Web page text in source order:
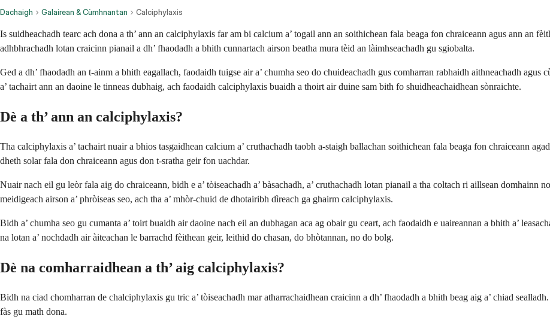
Dachaigh Galairean & Cùmhnantan Calciphylaxis
Is suidheachadh tearc ach dona a th’ ann an calciphylaxis far am bi calcium a’ togail ann an soithichean fala beaga fon chraiceann agus ann an
adhbhrachadh lotan craicinn pianail a dh’ fhaodadh a bhith cunnartach airson beatha mura tèid an làimhseachadh gu sgiobalta.
Ged a dh’ fhaodadh an t-ainm a bhith eagallach, faodaidh tuigse air a’ chumha seo do chuideachadh gus comharran rabhaidh aithneachadh
a’ tachairt ann an daoine le tinneas dubhaig, ach faodaidh calciphylaxis buaidh a thoirt air duine sam bith fo shuidheachaidhean sònraichte.
Dè a th’ ann an calciphylaxis?
Tha calciphylaxis a’ tachairt nuair a bhios tasgaidhean calcium a’ cruthachadh taobh a-staigh ballachan soithichean fala beaga fon chraiceann
dheth solar fala don chraiceann agus don t-sratha geir fon uachdar.
Nuair nach eil gu leòr fala aig do chraiceann, bidh e a’ tòiseachadh a’ bàsachadh, a’ cruthachadh lotan pianail a tha coltach ri aillsean domhainn
meidigeach airson a’ phròiseas seo, ach tha a’ mhòr-chuid de dhotairibh dìreach ga ghairm calciphylaxis.
Bidh a’ chumha seo gu cumanta a’ toirt buaidh air daoine nach eil an dubhagan aca ag obair gu ceart, ach faodaidh e uaireannan a bhith a’
na lotan a’ nochdadh air àiteachan le barrachd fèithean geir, leithid do chasan, do bhòtannan, no do bolg.
Dè na comharraidhean a th’ aig calciphylaxis?
Bidh na ciad chomharran de chalciphylaxis gu tric a’ tòiseachadh mar atharrachaidhean craicinn a dh’ fhaodadh a bhith beag aig a’ chiad
fàs gu math dona.